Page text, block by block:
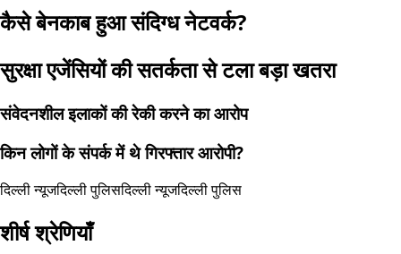
कैसे बेनकाब हुआ संदिग्ध नेटवर्क?
सुरक्षा एजेंसियों की सतर्कता से टला बड़ा खतरा
संवेदनशील इलाकों की रेकी करने का आरोप
किन लोगों के संपर्क में थे गिरफ्तार आरोपी?
दिल्ली न्यूजदिल्ली पुलिसदिल्ली न्यूजदिल्ली पुलिस
शीर्ष श्रेणियाँ